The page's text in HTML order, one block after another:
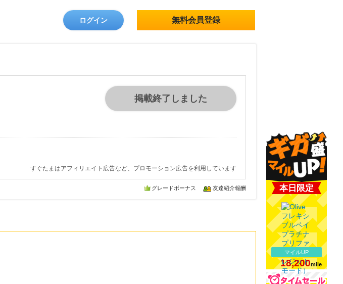
ログイン 無料会員登録
掲載終了しました
すぐたまはアフィリエイト広告など、プロモーション広告を利用しています
グレードボーナス 友達紹介報酬 本日限定
マイルUP
18,200mile